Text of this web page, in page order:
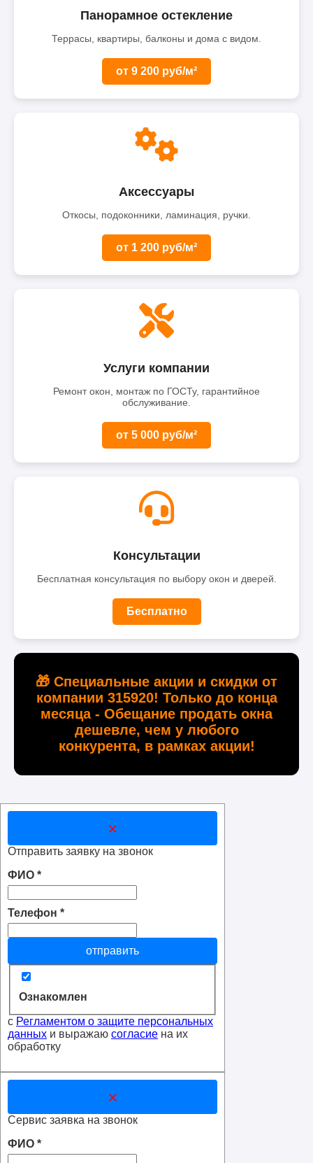
Панорамное остекление
Террасы, квартиры, балконы и дома с видом.
от 9 200 руб/м²
Аксессуары
Откосы, подоконники, ламинация, ручки.
от 1 200 руб/м²
Услуги компании
Ремонт окон, монтаж по ГОСТу, гарантийное
обслуживание.
от 5 000 руб/м²
Консультации
Бесплатная консультация по выбору окон и дверей.
Бесплатно
🎁 Специальные акции и скидки от
компании 315920! Только до конца
месяца - Обещание продать окна
дешевле, чем у любого
конкурента, в рамках акции!
×
Отправить заявку на звонок
ФИО *
Телефон *
отправить
Ознакомлен
с Регламентом о защите персональных
данных и выражаю согласие на их
обработку
×
Сервис заявка на звонок
ФИО *